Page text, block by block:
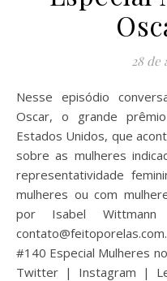
28 de
Nesse episódio conversamos sobre a 93ª edição do
Oscar, o grande
Estados Unidos, que
sobre as mulheres
representatividade
mulheres ou com
por Isabel Wittmann
#140 Especial Mulheres
Twitter | Instagram |